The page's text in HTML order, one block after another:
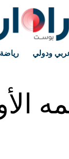
ودولي رياضة